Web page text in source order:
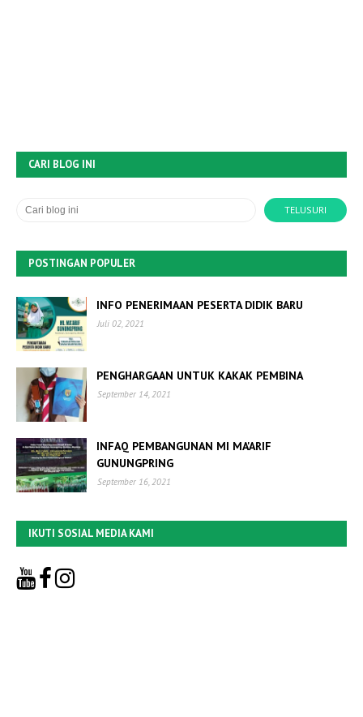
CARI BLOG INI
POSTINGAN POPULER
INFO PENERIMAAN PESERTA DIDIK BARU
Juli 02, 2021
PENGHARGAAN UNTUK KAKAK PEMBINA
September 14, 2021
INFAQ PEMBANGUNAN MI MA'ARIF
GUNUNGPRING
September 16, 2021
IKUTI SOSIAL MEDIA KAMI